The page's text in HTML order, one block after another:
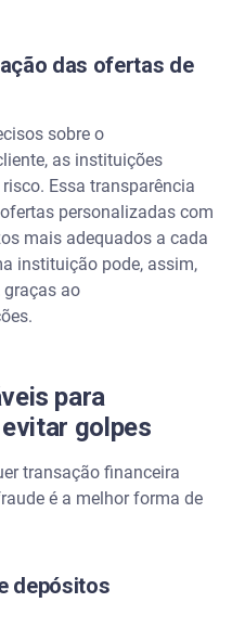
das ofertas de
sobre o
as instituições
Essa transparência
personalizadas com
mais adequados a cada
instituição pode, assim,
graças ao
para
golpes
transação financeira
é a melhor forma de
depósitos